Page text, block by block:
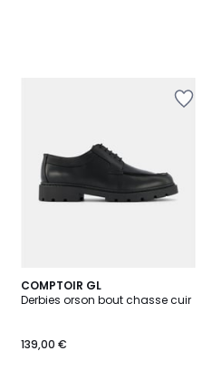
COMPTOIR GL
Derbies orson bout chasse cuir
139,00 €
2
Couleurs